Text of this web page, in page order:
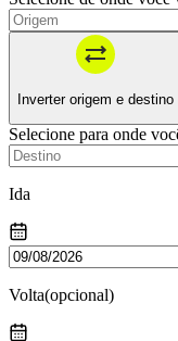
Inverter origem e destino
Selecione para onde
Ida
Volta(opcional)